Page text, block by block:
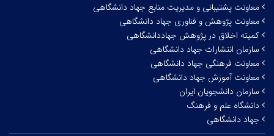
معاونت پشتیبانی و مدیریت منابع جهاد دانشگاهی
معاونت پژوهش و فناوری جهاد دانشگاهی
کمیته اخلاق در پژوهش جهاددانشگاهی
سازمان انتشارات جهاد دانشگاهی
معاونت فرهنگی جهاد دانشگاهی
معاونت آموزش جهاد دانشگاهی
سازمان دانشجویان ایران
دانشگاه علم و فرهنگ
جهاد دانشگاهی